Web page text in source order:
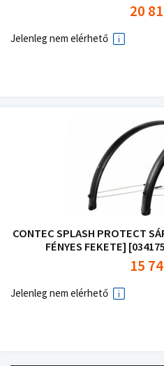
20
Jelenleg nem elérhető
CONTEC SPLASH PROTECT
FÉNYES FEKETE]
15
Jelenleg nem elérhető